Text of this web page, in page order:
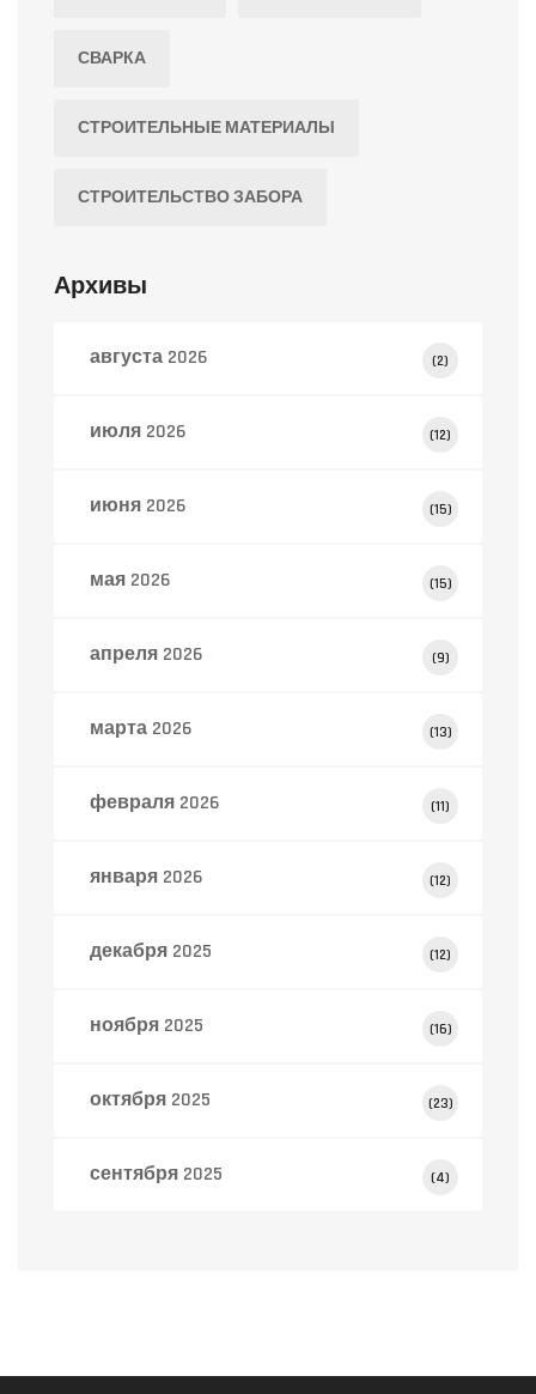
СВАРКА
СТРОИТЕЛЬНЫЕ МАТЕРИАЛЫ
СТРОИТЕЛЬСТВО ЗАБОРА
Архивы
августа 2026 (2)
июля 2026 (12)
июня 2026 (15)
мая 2026 (15)
апреля 2026 (9)
марта 2026 (13)
февраля 2026 (11)
января 2026 (12)
декабря 2025 (12)
ноября 2025 (16)
октября 2025 (23)
сентября 2025 (4)